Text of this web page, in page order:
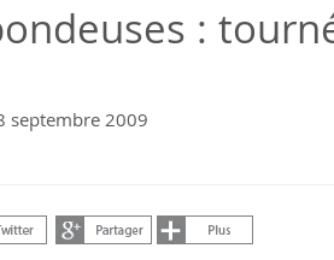
:
septembre 2009